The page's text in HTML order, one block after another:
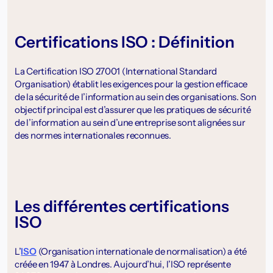
Certifications ISO : Définition
La Certification ISO 27001 (International Standard
Organisation) établit les exigences pour la gestion efficace
de la sécurité de l’information au sein des organisations. Son
objectif principal est d’assurer que les pratiques de sécurité
de l’information au sein d’une entreprise sont alignées sur
des normes internationales reconnues.
Les différentes certifications
ISO
L’ISO(Organisation internationale de normalisation) a été
créée en 1947 à Londres. Aujourd’hui, l’ISO représente